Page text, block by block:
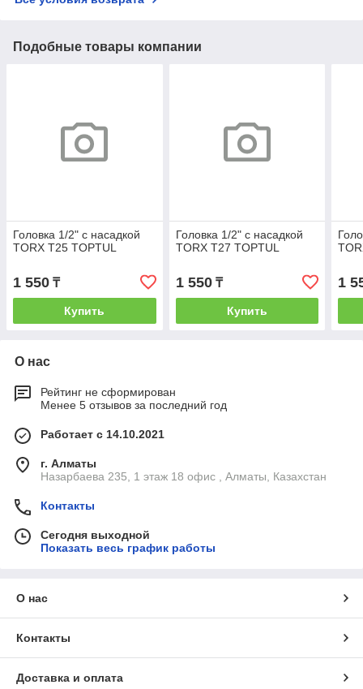
Подобные товары компании
Головка 1/2" с насадкой
TORX T25 TOPTUL
1 550 ₸
Купить
Головка 1/2" с насадкой
TORX T27 TOPTUL
1 550₸
Купить
1
О нас
Рейтинг не сформирован
Менее 5 отзывов за последний год
Работает с 14.10.2021
г. Алматы
Назарбаева 235, 1 этаж 18 офис , Алматы, Казахстан
Контакты
Сегодня выходной
Показать весь график работы
О нас
Контакты
Доставка и оплата